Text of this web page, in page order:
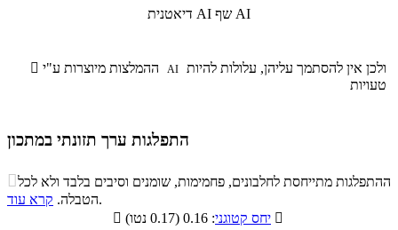
דיאטנית AI שף AI
 AI
טעויות
התפלגות ערך תזונתי במתכון
התפלגות ערך תזונתי במתכון
סיבים
תזונתיים
שומנים חלבונים
ההתפלגות מתייחסת לחלבונים, פחמימות, שומנים וסיבים בלבד ולא לכל
הטבלה. קרא עוד
.

יחס קטוגני 